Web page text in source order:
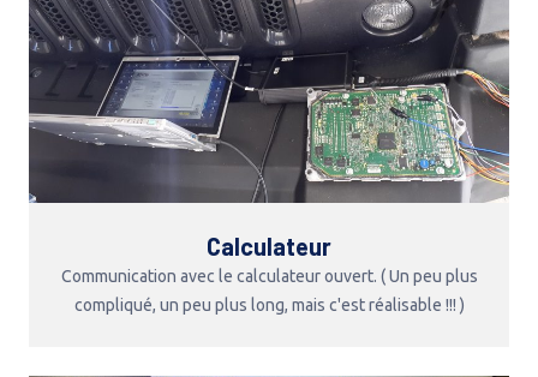
Calculateur
Communication avec le calculateur ouvert. ( Un peu plus
compliqué, un peu plus long, mais c'est réalisable !!! )